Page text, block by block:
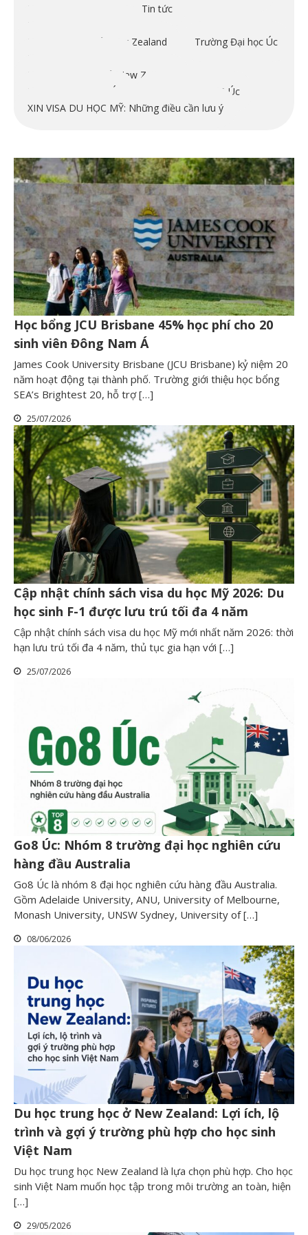
Tin tức
Trường Đại học ở New Zealand
Trường Đại học Úc
Trường trung học ở New Zealand
Trường Trung học Úc
Visa giám hộ 590 Úc
XIN VISA DU HỌC MỸ: Những điều cần lưu ý
Học bổng JCU Brisbane 45% học phí cho 20
sinh viên Đông Nam Á
James Cook University Brisbane (JCU Brisbane) kỷ niệm 20
năm hoạt động tại thành phố. Trường giới thiệu học bổng
SEA’s Brightest 20, hỗ trợ […]
25/07/2026
Cập nhật chính sách visa du học Mỹ 2026: Du
học sinh F-1 được lưu trú tối đa 4 năm
Cập nhật chính sách visa du học Mỹ mới nhất năm 2026: thời
hạn lưu trú tối đa 4 năm, thủ tục gia hạn với […]
25/07/2026
Go8 Úc: Nhóm 8 trường đại học nghiên cứu
hàng đầu Australia
Go8 Úc là nhóm 8 đại học nghiên cứu hàng đầu Australia.
Gồm Adelaide University, ANU, University of Melbourne,
Monash University, UNSW Sydney, University of […]
08/06/2026
Du học trung học ở New Zealand: Lợi ích, lộ
trình và gợi ý trường phù hợp cho học sinh
Việt Nam
Du học trung học New Zealand là lựa chọn phù hợp. Cho học
sinh Việt Nam muốn học tập trong môi trường an toàn, hiện
[…]
29/05/2026